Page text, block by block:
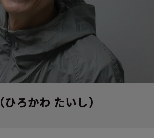
ENGLISH
（ひろかわ たいし）